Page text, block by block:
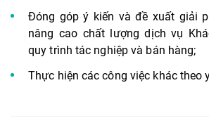
Đóng góp ý kiến và đề xuất giải
nâng cao chất lượng dịch vụ
quy trình tác nghiệp và bán hàng;
Thực hiện các công việc khác theo